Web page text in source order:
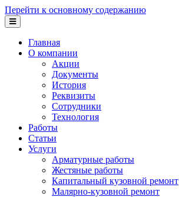
Перейти к основному содержанию
Главная
О компании
Акции
Документы
История
Реквизиты
Сотрудники
Технология
Работы
Статьи
Услуги
Арматурные работы
Жестяные работы
Капитальный кузовной ремонт
Малярно-кузовной ремонт